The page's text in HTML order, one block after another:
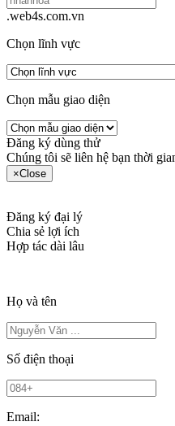
.web4s.com.vn
Chọn lĩnh vực
Chọn mẫu giao diện
Đăng ký dùng thử
Chúng tôi sẽ liên hệ bạn thời
×Close
Đăng ký đại lý
Chia sẻ lợi ích
Hợp tác dài lâu
Họ và tên
Số điện thoại
Email: